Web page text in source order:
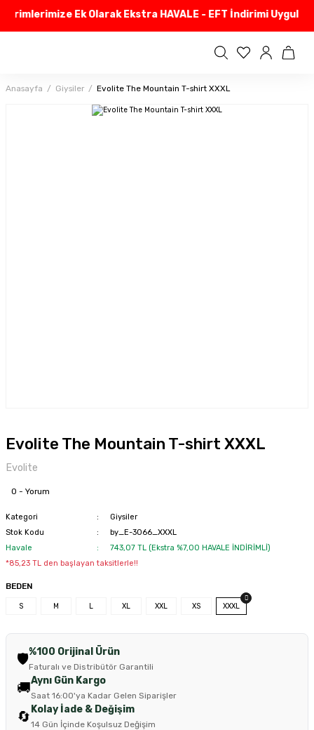
Ek Olarak Ekstra HAVALE - EFT İndirimi
Anasayfa Giysiler Evolite The Mountain T-shirt XXXL
Evolite The Mountain T-shirt XXXL
Evolite
0 - Yorum
Kategori
Giysiler
Stok Kodu
by_E-3066_XXXL
Havale
743,07 TL (Ekstra %7,00 HAVALE İNDİRİMLİ)
*85,23 TL den başlayan taksitlerle!!
BEDEN
S M L XL XXL XS XXXL
🛡️%100 Orijinal Ürün
Faturalı ve Distribütör Garantili
🚚Aynı Gün Kargo
Saat 16:00'ya Kadar Gelen Siparişler
🔄 Kolay İade & Değişim
14 Gün İçinde Koşulsuz Değişim